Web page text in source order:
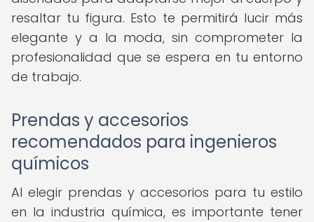
resaltar tu figura. Esto te permitirá lucir más
elegante y a la moda, sin comprometer la
profesionalidad que se espera en tu entorno
de trabajo.
Prendas y accesorios
recomendados para ingenieros
químicos
Al elegir prendas y accesorios para tu estilo
en la industria química, es importante tener